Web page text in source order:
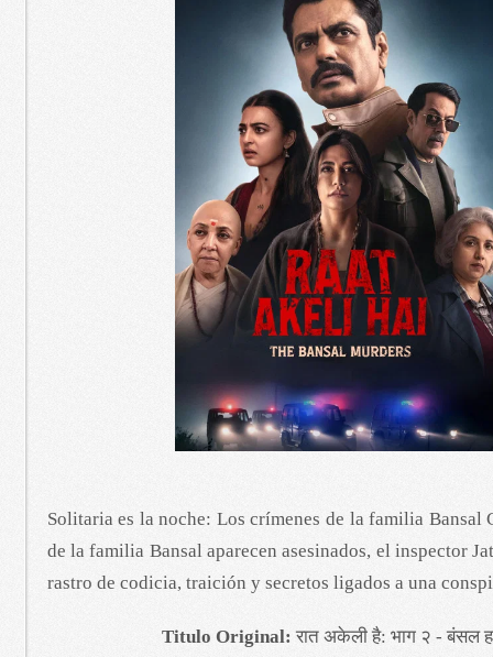
Solitaria es la noche: Los crímenes de la familia Bansal
de la familia Bansal aparecen asesinados, el inspector
rastro de codicia, traición y secretos ligados a una
Titulo Original: रात अकेली है: भाग २ - बंसल